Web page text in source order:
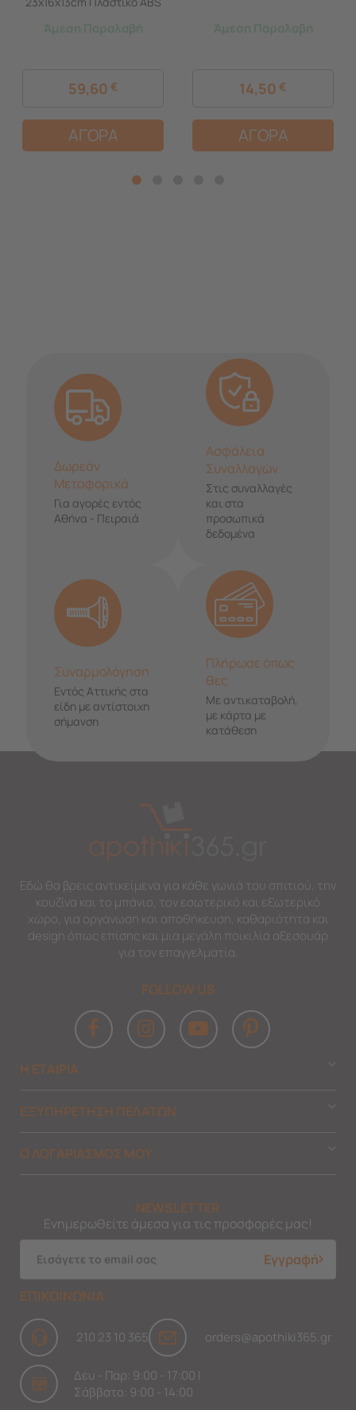
Άμεση Παραλαβή
59,60 €
ΑΓΟΡΑ
Άμεση Παραλαβή
14,50 €
ΑΓΟΡΑ
Δωρεάν
Μεταφορικά
Για αγορές εντός
Αθήνα - Πειραιά
Ασφάλεια
Συναλλαγών
Στις συναλλαγές
και στα
προσωπικά
δεδομένα
Συναρμολόγηση
Εντός Αττικής στα
είδη με αντίστοιχη
σήμανση
Πλήρωσε όπως
θες
Με αντικαταβολή,
με κάρτα με
κατάθεση
Εδώ θα βρεις αντικείμενα για κάθε γωνιά του σπιτιού, την
κουζίνα και το μπάνιο, τον εσωτερικό και εξωτερικό
χώρο, για οργάνωση και αποθήκευση, καθαριότητα και
design όπως επίσης και μια μεγάλη ποικιλία αξεσουάρ
για τον επαγγελματία.
FOLLOW US
Η ΕΤΑΙΡΙΑ
ΕΞΥΠΗΡΕΤΗΣΗ ΠΕΛΑΤΩΝ
Ο ΛΟΓΑΡΙΑΣΜΟΣ ΜΟΥ
NEWSLETTER
Ενημερωθείτε άμεσα για τις προσφορές μας!
Εγγραφή
ΕΠΙΚΟΙΝΩΝΙΑ
210 23 10 365 orders@apothiki365.gr
Δευ - Παρ: 9:00 - 17:00 |
Σάββατο: 9:00 - 14:00